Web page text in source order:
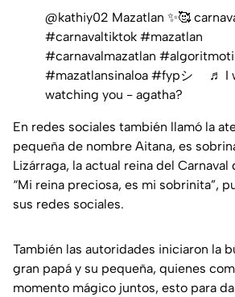
@kathiy02 Mazatlan ✨🥰
#carnavaltiktok #mazatlan
#carnavalmazatlan
#mazatlansinaloa #fypシ゚
♬ I
watching you - agatha?
En redes sociales también llamó la
pequeña de nombre Aitana, es
Lizárraga, la actual reina del
“Mi reina preciosa, es mi sobrinita”,
sus redes sociales.
También las autoridades iniciaron la
gran papá y su pequeña, quienes
momento mágico juntos, esto para